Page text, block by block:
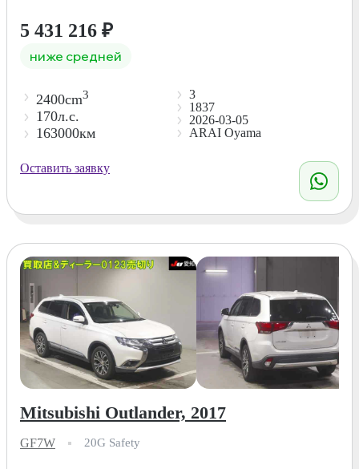
5 431 216 ₽
ниже средней
2400cm3
170л.с.
163000км
3
1837
2026-03-05
ARAI Oyama
Оставить заявку
Mitsubishi Outlander, 2017
GF7W 20G Safety